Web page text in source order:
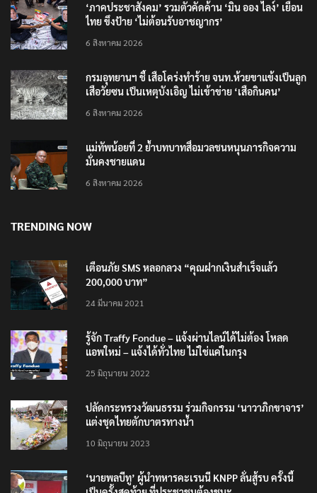
‘ภาคประชาสังคม’ รวมตัวคัดค้าน ‘มิน ออง ไลง์’ เยือน
ไทย ขึงป้าย ‘ไม่ต้อนรับอาชญากร’
6 สิงหาคม 2026
กรมอุทยานฯ ชี้ เสือโคร่งทำร้าย จนท.ห้วยขาแข้งเป็นลูก
เสือวัยซน เป็นเหตุบังเอิญ ไม่เข้าข่าย ‘เสือกินคน’
6 สิงหาคม 2026
แม่ทัพน้อยที่ 2 ย้ำบทบาทสื่อมวลชนหนุนภารกิจความ
มั่นคงชายแดน
6 สิงหาคม 2026
TRENDING NOW
เตือนภัย SMS หลอกลวง “คุณฝากเงินสำเร็จแล้ว
200,000 บาท”
24 มีนาคม 2021
รู้จัก Traffy Fondue – แจ้งผ่านไลน์ได้ไม่ต้อง โหลด
แอพใหม่ – แจ้งได้ทั่วไทย ไม่ใช่แค่ในกรุง
25 มิถุนายน 2022
ปลัดกระทรวงวัฒนธรรม ร่วมกิจกรรม ‘นาวาภิกขาจาร’
แต่งชุดไทยตักบาตรทางน้ำ
10 มิถุนายน 2023
‘นายพลบีทู’ ผู้นำทหารคะเรนนี KNPP ลั่นสู้รบ ครั้งนี้